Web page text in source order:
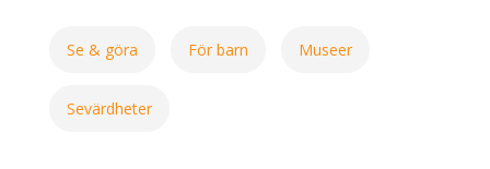
Se & göra För barn Museer
Sevärdheter